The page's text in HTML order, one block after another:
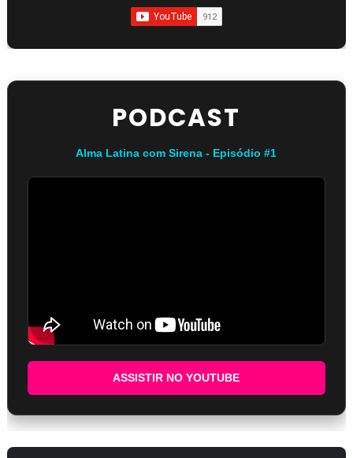
PODCAST
Alma Latina com Sirena - Episódio #1
ASSISTIR NO YOUTUBE